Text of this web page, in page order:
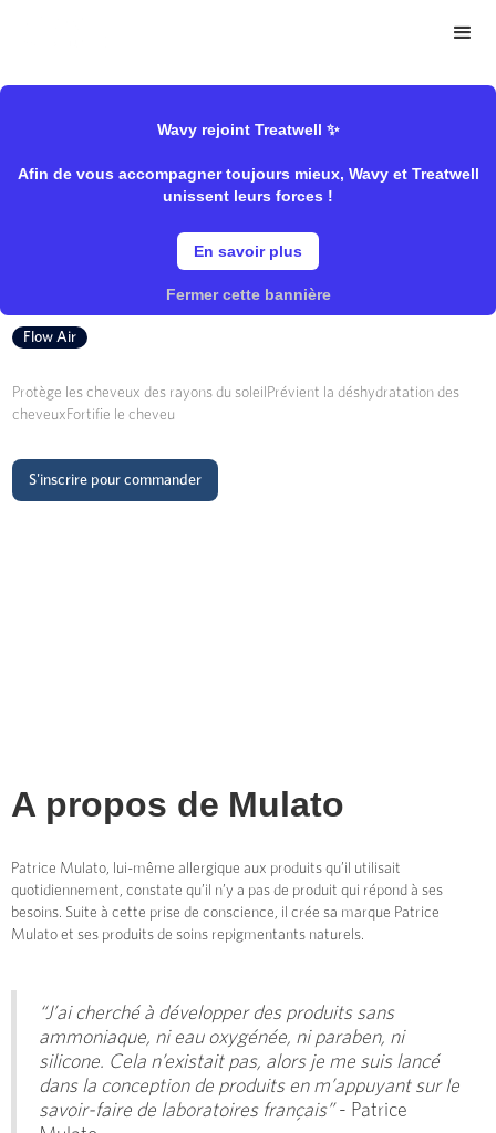
Wavy rejoint Treatwell ✨
Afin de vous accompagner toujours mieux, Wavy et Treatwell
unissent leurs forces !
En savoir plus
Fermer cette bannière
Huile De Sésame
Flow Air
Protège les cheveux des rayons du soleilPrévient la déshydratation des
cheveuxFortifie le cheveu
S'inscrire pour commander
A propos de Mulato
Patrice Mulato, lui-même allergique aux produits qu’il utilisait
quotidiennement, constate qu’il n’y a pas de produit qui répond à ses
besoins. Suite à cette prise de conscience, il crée sa marque Patrice
Mulato et ses produits de soins repigmentants naturels.
“J’ai cherché à développer des produits sans
ammoniaque, ni eau oxygénée, ni paraben, ni
silicone. Cela n’existait pas, alors je me suis lancé
dans la conception de produits en m’appuyant sur le
savoir-faire de laboratoires français”- Patrice